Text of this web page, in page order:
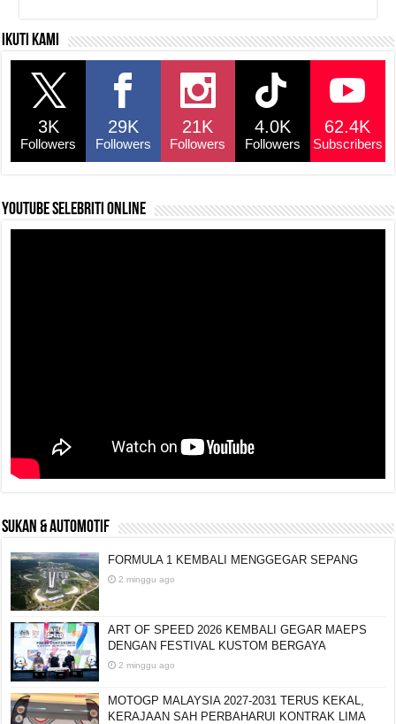
Ikuti kami
3K
Followers
29K
Followers
21K
Followers
4.0K
Followers
62.4K
Subscribers
YouTube selebriti online
SUKAN & AUTOMOTIF
FORMULA 1 KEMBALI MENGGEGAR SEPANG
2 minggu ago
ART OF SPEED 2026 KEMBALI GEGAR MAEPS
DENGAN FESTIVAL KUSTOM BERGAYA
2 minggu ago
MOTOGP MALAYSIA 2027-2031 TERUS KEKAL,
KERAJAAN SAH PERBAHARUI KONTRAK LIMA